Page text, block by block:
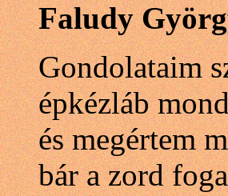
Faludy
Gondolataim
épkézláb
és megértem
bár a zord